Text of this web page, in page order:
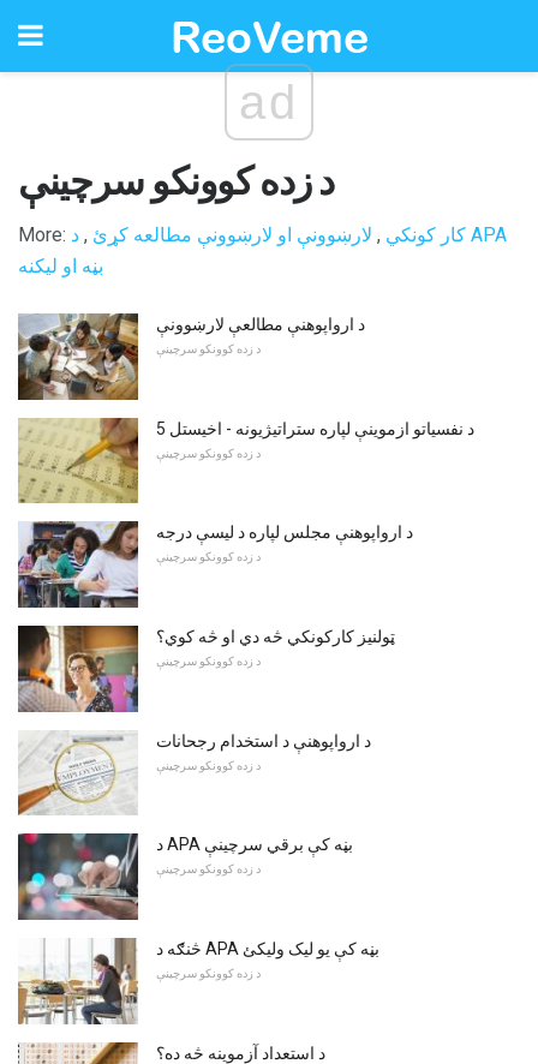
ad
د زده کوونکو سرچینې
More: کار کونکي , لارښوونې او لارښوونې مطالعه کړئ , د APA
بڼه او لیکنه
د ارواپوهنې مطالعې لارښوونې
د زده کوونکو سرچینې
5 د نفسیاتو ازموینې لپاره ستراتیژیونه - اخیستل
د زده کوونکو سرچینې
د ارواپوهنې مجلس لپاره د لیسې درجه
د زده کوونکو سرچینې
ټولنیز کارکونکي څه دي او څه کوي؟
د زده کوونکو سرچینې
د ارواپوهنې د استخدام رجحانات
د زده کوونکو سرچینې
د APA بڼه کې برقي سرچینې
د زده کوونکو سرچینې
څنګه د APA بڼه کې یو لیک ولیکئ
د زده کوونکو سرچینې
د استعداد آزموینه څه ده؟